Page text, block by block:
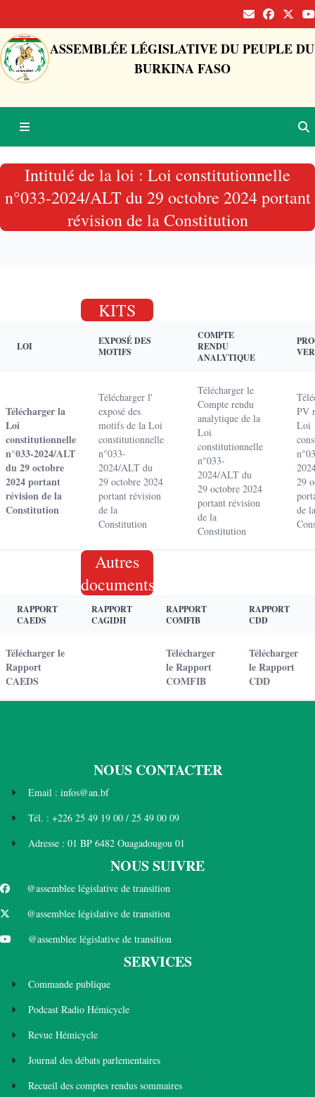
ASSEMBLÉE LÉGISLATIVE DU PEUPLE DU
BURKINA FASO
Intitulé de la loi : Loi constitutionnelle
n°033-2024/ALT du 29 octobre 2024 portant
révision de la Constitution
KITS
LOI
EXPOSÉ DES
MOTIFS
COMPTE
RENDU
ANALYTIQUE
Télécharger la
Loi
constitutionnelle
n°033-2024/ALT
du 29 octobre
2024 portant
révision de la
Constitution
Télécharger l'
exposé des
motifs de la Loi
constitutionnelle
n°033-
2024/ALT du
29 octobre 2024
portant révision
de la
Constitution
Télécharger le
Compte rendu
analytique de la
Loi
constitutionnelle
n°033-
2024/ALT du
29 octobre 2024
portant révision
de la
Constitution
PV
Loi
29
de la
Autres
documents
RAPPORT
CAEDS
RAPPORT
CAGIDH
RAPPORT
COMFIB
RAPPORT
CDD
Télécharger le
Rapport
CAEDS
Télécharger
le Rapport
COMFIB
Télécharger
le Rapport
CDD
NOUS CONTACTER
Email : infos@an.bf
Tél. : +226 25 49 19 00 / 25 49 00 09
Adresse : 01 BP 6482 Ouagadougou 01
NOUS SUIVRE
@assemblee législative de transition
@assemblee législative de transition
@assemblee législative de transition
SERVICES
Commande publique
Podcast Radio Hémicycle
Revue Hémicycle
Journal des débats parlementaires
Recueil des comptes rendus sommaires